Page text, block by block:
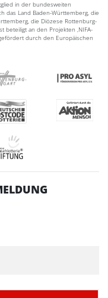
in der bundesweiten
das Land Baden-Württemberg, die
die Diözese Rottenburg-
beteiligt an den Projekten ‚NIFA-
durch den Europäischen